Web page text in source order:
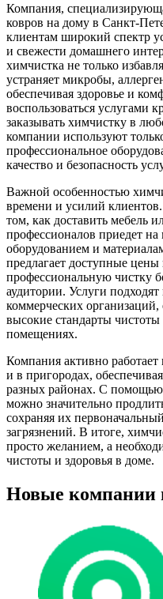
Компания,
ковров на дому в Санкт-
клиентам широкий спектр
и свежести домашнего
химчистка не только
устраняет микробы,
обеспечивая здоровье и
воспользоваться услугами
заказывать химчистку в
компании используют
профессиональное
качество и безопасность
Важной особенностью
времени и усилий
том, как доставить мебель
профессионалов приедет
оборудованием и
предлагает доступные цены
профессиональную чистку
аудитории. Услуги
коммерческих
высокие стандарты
помещениях.
Компания активно
и в пригородах,
разных районах. С
можно значительно
сохраняя их
загрязнений. В итоге,
просто желанием, а
чистоты и здоровья в доме.
Новые компании